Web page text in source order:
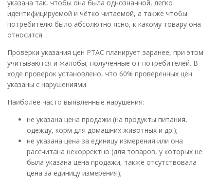
указана так, чтобы она была однозначной, легко
идентифицируемой и чётко читаемой, а также чтобы
потребителю было абсолютно ясно, к какому товару она
относится.
Проверки указания цен PTAC планирует заранее, при этом
учитываются и жалобы, полученные от потребителей. В
ходе проверок установлено, что 60% проверенных цен
указаны с нарушениями.
Наиболее часто выявленные нарушения:
не указана цена продажи (на продукты питания,
одежду, корм для домашних животных и др.);
не указана цена за единицу измерения или она
рассчитана некорректно (для товаров, у которых не
была указана цена продажи, также отсутствовала
цена за единицу измерения);